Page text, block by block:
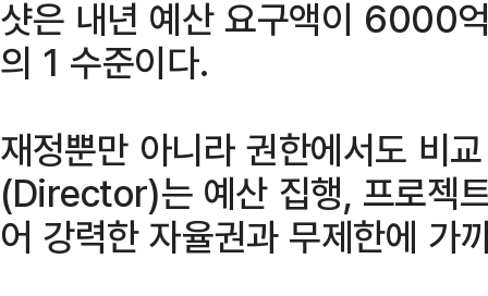
샷은 내년 예산 요구액이 6000
의 1 수준이다.
재정뿐만 아니라 권한에서도 비
(Director)는 예산 집행, 프로젝
어 강력한 자율권과 무제한에 가